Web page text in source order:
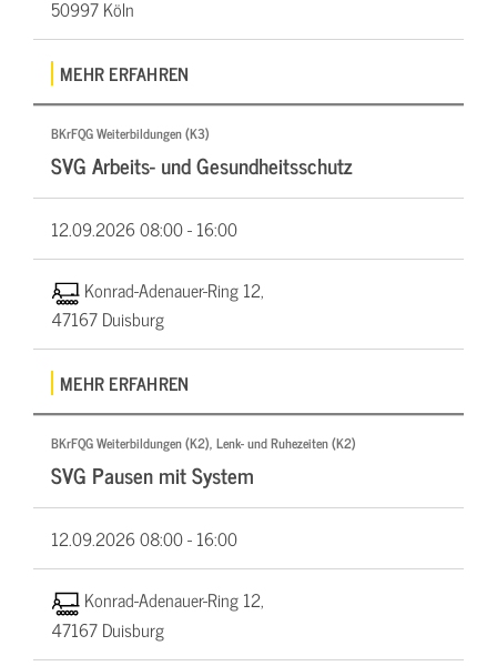
50997 Köln
MEHR ERFAHREN
BKrFQG Weiterbildungen (K3)
SVG Arbeits- und Gesundheitsschutz
12.09.202608:00 - 16:00
Konrad-Adenauer-Ring 12,
47167 Duisburg
MEHR ERFAHREN
BKrFQG Weiterbildungen (K2), Lenk- und Ruhezeiten (K2)
SVG Pausen mit System
12.09.202608:00 - 16:00
Konrad-Adenauer-Ring 12,
47167 Duisburg